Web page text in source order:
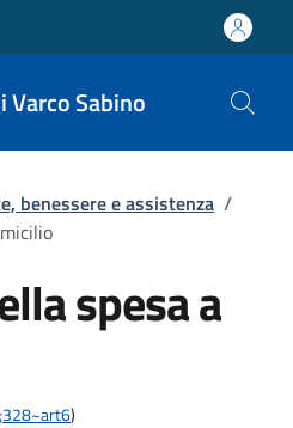
Varco Sabino
benessere e assistenza /
spesa a
)